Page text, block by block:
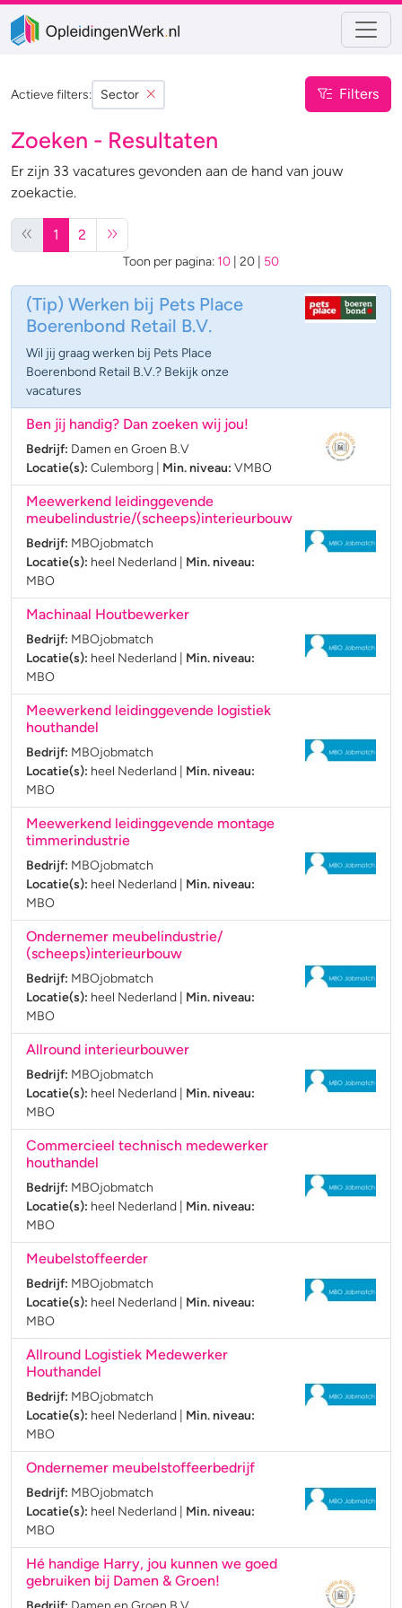
Actieve filters: Sector Filters
Zoeken - Resultaten
Er zijn 33 vacatures gevonden aan de hand van jouw
zoekactie.
1 2
Toon per pagina: 10 20 50
(Tip) Werken bij Pets Place
Boerenbond Retail B.V.
Wil jij graag werken bij Pets Place
Boerenbond Retail B.V.? Bekijk onze
vacatures
Ben jij handig? Dan zoeken wij jou!
Bedrijf: Damen en Groen B.V
Locatie(s): Culemborg Min. niveau: VMBO
Meewerkend leidinggevende
meubelindustrie/(scheeps)interieurbouw
Bedrijf: MBOjobmatch
Locatie(s): heel Nederland
Min. niveau:
MBO
Machinaal Houtbewerker
Bedrijf: MBOjobmatch
Locatie(s): heel Nederland
Min. niveau:
MBO
Meewerkend leidinggevende logistiek
houthandel
Bedrijf: MBOjobmatch
Locatie(s): heel Nederland
Min. niveau:
MBO
Meewerkend leidinggevende montage
timmerindustrie
Bedrijf: MBOjobmatch
Locatie(s): heel Nederland
Min. niveau:
MBO
Ondernemer meubelindustrie/
(scheeps)interieurbouw
Bedrijf: MBOjobmatch
Locatie(s): heel Nederland
Min. niveau:
MBO
Allround interieurbouwer
Bedrijf: MBOjobmatch
Locatie(s): heel Nederland
Min. niveau:
MBO
Commercieel technisch medewerker
houthandel
Bedrijf: MBOjobmatch
Locatie(s): heel Nederland
Min. niveau:
MBO
Meubelstoffeerder
Bedrijf: MBOjobmatch
Locatie(s): heel Nederland
Min. niveau:
MBO
Allround Logistiek Medewerker
Houthandel
Bedrijf: MBOjobmatch
Locatie(s): heel Nederland
Min. niveau:
MBO
Ondernemer meubelstoffeerbedrijf
Bedrijf: MBOjobmatch
Locatie(s): heel Nederland
Min. niveau:
MBO
Hé handige Harry, jou kunnen we goed
gebruiken bij Damen & Groen!